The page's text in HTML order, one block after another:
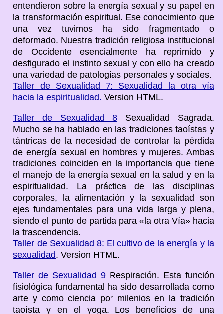
entendieron sobre la energía sexual y su papel en
la transformación espiritual. Ese conocimiento que
una vez tuvimos ha sido fragmentado o
deformado. Nuestra tradición religiosa institucional
de Occidente esencialmente ha reprimido y
desfigurado el instinto sexual y con ello ha creado
una variedad de patologías personales y sociales.
Taller de Sexualidad 7: Sexualidad la otra vía
hacia la espiritualidad. Version HTML.
Taller de Sexualidad 8Sexualidad Sagrada.
Mucho se ha hablado en las tradiciones taoístas y
tántricas de la necesidad de controlar la pérdida
de energía sexual en hombres y mujeres. Ambas
tradiciones coinciden en la importancia que tiene
el manejo de la energía sexual en la salud y en la
espiritualidad. La práctica de las disciplinas
corporales, la alimentación y la sexualidad son
ejes fundamentales para una vida larga y plena,
siendo el punto de partida para «la otra Vía» hacia
la trascendencia.
Taller de Sexualidad 8: El cultivo de la energía y la
sexualidad. Version HTML.
Taller de Sexualidad 9 Respiración. Esta función
fisiológica fundamental ha sido desarrollada como
arte y como ciencia por milenios en la tradición
taoísta y en el yoga. Los beneficios de una